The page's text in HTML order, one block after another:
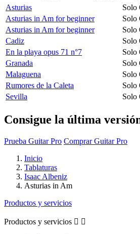
Asturias
Solo
Asturias in Am for beginner
Solo
Asturias in Am for beginner
Solo
Cadiz
Solo
En la playa opus 71 n°7
Solo
Granada
Solo
Malaguena
Solo
Rumores de la Caleta
Solo
Sevilla
Solo
Consigue la última
Prueba Guitar Pro Comprar Guitar Pro
Inicio
Tablaturas
Isaac Albeniz
Asturias in Am
Productos y servicios
Productos y servicios  